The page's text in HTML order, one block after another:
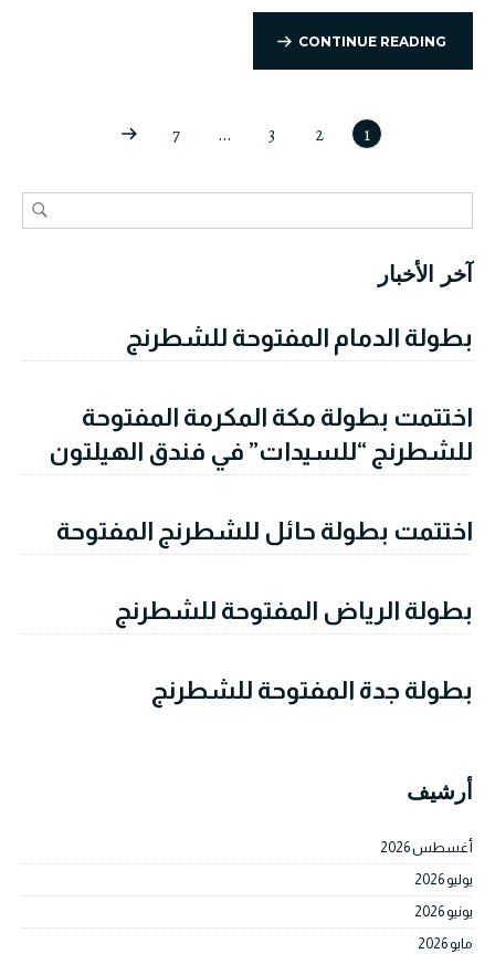
CONTINUE READING
1
2
3
…
7
آخر الأخبار
بطولة الدمام المفتوحة للشطرنج
اختتمت بطولة مكة المكرمة المفتوحة
للشطرنج “للسيدات” في فندق الهيلتون
اختتمت بطولة حائل للشطرنج المفتوحة
بطولة الرياض المفتوحة للشطرنج
بطولة جدة المفتوحة للشطرنج
أرشيف
أغسطس 2026
يوليو 2026
يونيو 2026
مايو 2026